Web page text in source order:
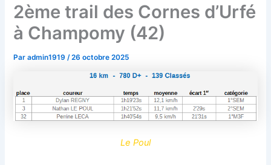
2ème trail des Cornes d’Urfé
à Champomy (42)
Paradmin1919/26 octobre 2025
Le Poul